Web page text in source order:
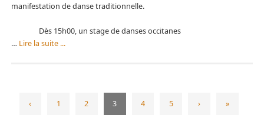
manifestation de danse traditionnelle.
Dès 15h00, un stage de danses occitanes
… Lire la suite ...
‹ 1 2 3 4 5 › »